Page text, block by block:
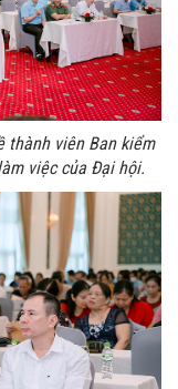
thành viên Ban kiểm
việc của Đại hội.